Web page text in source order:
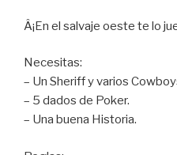
Â¡En el salvaje oeste te lo
Necesitas:
– Un Sheriff y varios
– 5 dados de Poker.
– Una buena Historia.